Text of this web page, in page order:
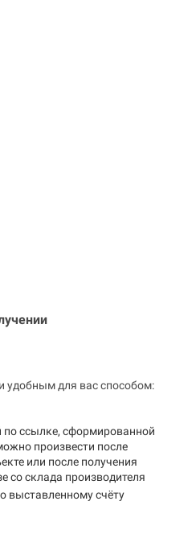
удобным для вас способом:
по ссылке, сформированной
произвести после
или после получения
со склада производителя
выставленному счёту